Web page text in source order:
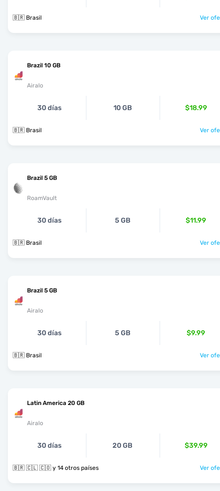
🇧🇷 Brasil Ver
Brazil 10 GB
Airalo
30 días 10 GB $18.99
🇧🇷 Brasil Ver
Brazil 5 GB
RoamVault
30 días 5 GB $11.99
🇧🇷 Brasil Ver
Brazil 5 GB
Airalo
30 días 5 GB $9.99
🇧🇷 Brasil Ver
Latin America 20 GB
Airalo
30 días 20 GB $39.99
🇧🇷 🇨🇱 🇨🇴 y 14 otros países Ver